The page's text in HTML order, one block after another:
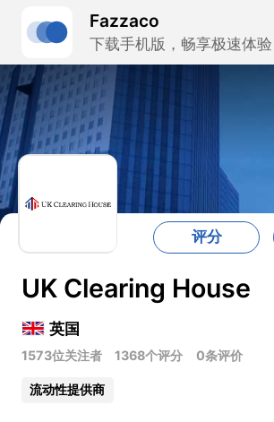
Fazzaco
下载手机版，畅享极速体验
评分
UK Clearing House
英国
1573位关注者 1368个评分 0条评价
流动性提供商